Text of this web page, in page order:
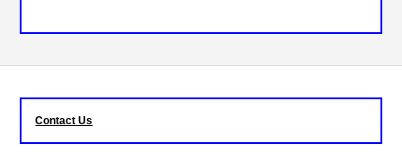
Contact Us